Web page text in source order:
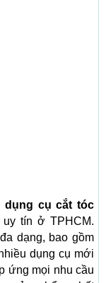
dụng cụ cắt tóc
tín ở TPHCM.
dạng, bao gồm
dụng cụ mới
ứng mọi nhu cầu